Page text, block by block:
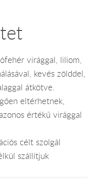
virággal, liliom,
kevés zölddel,
átkötve.
eltérhetnek,
értékű virággal
célt szolgál
szállítjuk